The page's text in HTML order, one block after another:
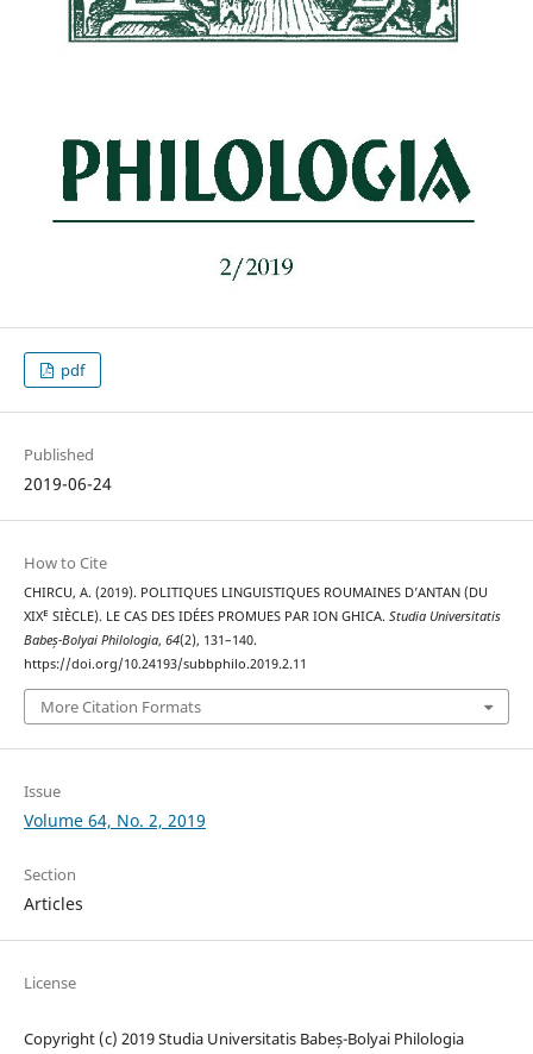
pdf
Published
2019-06-24
How to Cite
CHIRCU, A. (2019). POLITIQUES LINGUISTIQUES ROUMAINES D’ANTAN (DU
XIXᴱ SIÈCLE). LE CAS DES IDÉES PROMUES PAR ION GHICA. Studia Universitatis
Babeș-Bolyai Philologia, 64(2), 131–140.
https://doi.org/10.24193/subbphilo.2019.2.11
More Citation Formats
Issue
Volume 64, No. 2, 2019
Section
Articles
License
Copyright (c) 2019 Studia Universitatis Babeș-Bolyai Philologia